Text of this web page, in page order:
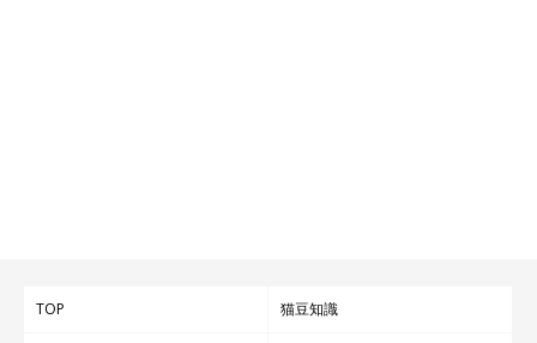
TOP 猫豆知識